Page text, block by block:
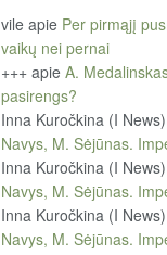
vile apie Per pirmąjį
vaikų nei pernai
+++ apie A.
pasirengs?
Inna Kuročkina (I
Navys, M. Sėjūnas.
Inna Kuročkina (I
Navys, M. Sėjūnas.
Inna Kuročkina (I
Navys, M. Sėjūnas.